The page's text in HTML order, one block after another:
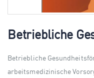
to
the
of
images
Betriebliche
Betriebliche
arbeitsmedizinische